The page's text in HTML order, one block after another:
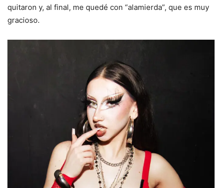
quitaron y, al final, me quedé con “alamierda”, que es muy
gracioso.